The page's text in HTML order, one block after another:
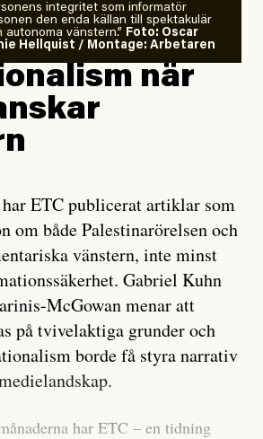
integritet som informatör
den enda källan till spektakulär
vänstern.” Foto: Oscar
Hellquist / Montage: Arbetaren
när
har ETC publicerat artiklar som
om både Palestinarörelsen och
vänstern, inte minst
Gabriel Kuhn
McGowan menar att
på tvivelaktiga grunder och
borde få styra narrativ
har ETC – en tidning